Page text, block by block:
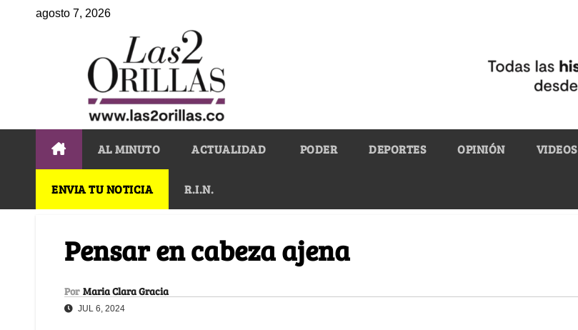
agosto 7, 2026
AL MINUTO ACTUALIDAD PODER DEPORTES OPINIÓN VIDEOS
ENVIA TU NOTICIA R.I.N.
Pensar en cabeza ajena
Por Maria Clara Gracia
JUL 6, 2024